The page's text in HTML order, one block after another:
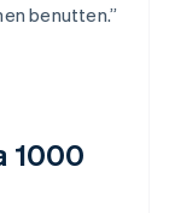
benutten.”
1000